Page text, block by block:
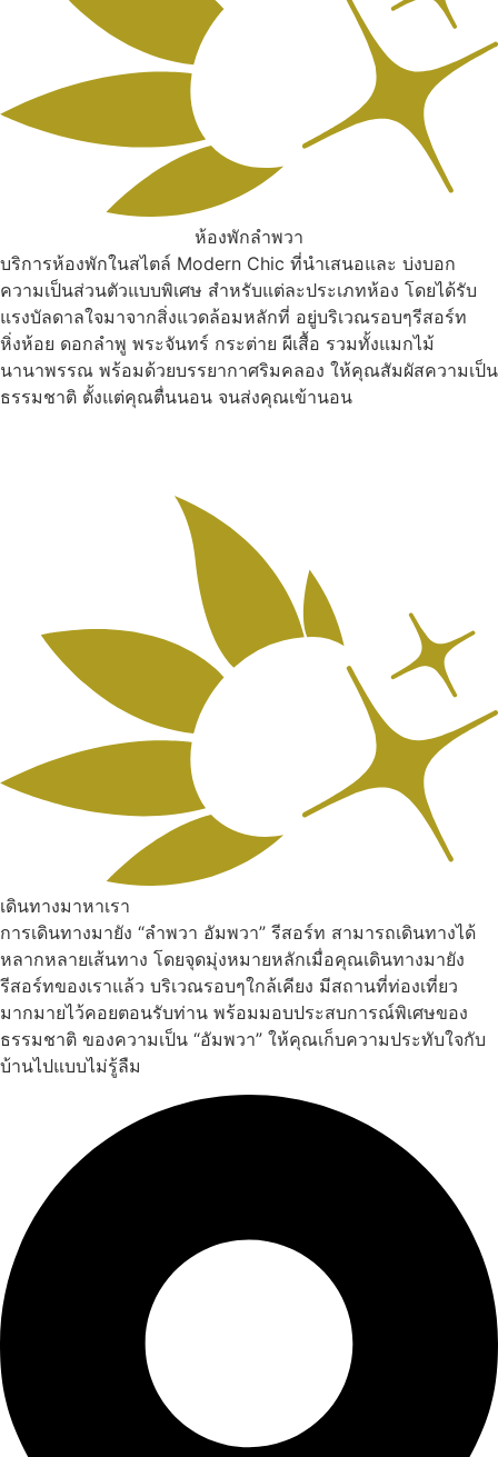
ห้องพักลำพวา
บริการห้องพักในสไตล์ Modern Chic ที่นำเสนอและ บ่งบอก
ความเป็นส่วนตัวแบบพิเศษ สำหรับแต่ละประเภทห้อง โดยได้รับ
แรงบัลดาลใจมาจากสิ่งแวดล้อมหลักที่ อยู่บริเวณรอบๆรีสอร์ท
หิ่งห้อย ดอกลำพู พระจันทร์ กระต่าย ผีเสื้อ รวมทั้งแมกไม้
นานาพรรณ พร้อมด้วยบรรยากาศริมคลอง ให้คุณสัมผัสความเป็น
ธรรมชาติ ตั้งแต่คุณตื่นนอน จนส่งคุณเข้านอน
เดินทางมาหาเรา
การเดินทางมายัง “ลำพวา อัมพวา” รีสอร์ท สามารถเดินทางได้
หลากหลายเส้นทาง โดยจุดมุ่งหมายหลักเมื่อคุณเดินทางมายัง
รีสอร์ทของเราแล้ว บริเวณรอบๆใกล้เคียง มีสถานที่ท่องเที่ยว
มากมายไว้คอยตอนรับท่าน พร้อมมอบประสบการณ์พิเศษของ
ธรรมชาติ ของความเป็น “อัมพวา” ให้คุณเก็บความประทับใจกับ
บ้านไปแบบไม่รู้ลืม